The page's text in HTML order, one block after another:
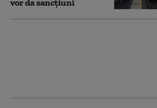
vor da sancțiuni